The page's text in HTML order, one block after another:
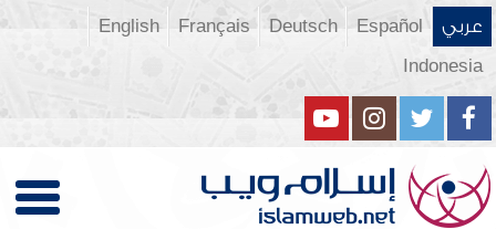
عربي Español
Deutsch
Français
English
Indonesia